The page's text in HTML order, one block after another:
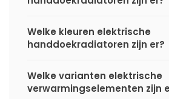
Welke kleuren elektrische
handdoekradiatoren zijn er?
Welke varianten elektrische
verwarmingselementen zijn